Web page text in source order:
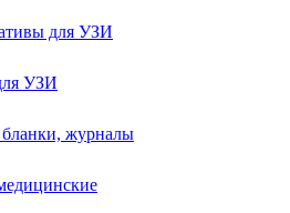
для УЗИ
УЗИ
журналы